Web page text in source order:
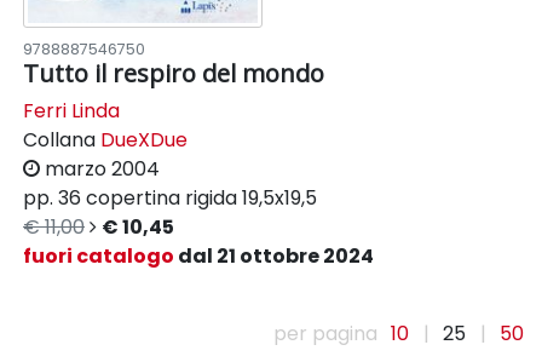
9788887546750
Tutto il respiro del mondo
Ferri Linda
Collana DueXDue
marzo 2004
pp. 36 copertina rigida19,5x19,5
€ 11,00
€ 10,45
fuori catalogo dal 21 ottobre 2024
per pagina 10 | 25 | 50